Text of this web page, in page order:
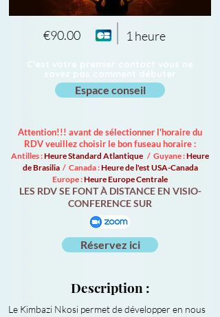
€90.00 1 heure
C'est votre premier contact vous ne
savez pas comment débuter
Espace conseil
Attention!!! avant de sélectionner l'horaire du
RDV veuillez choisir le bon fuseau horaire :
Antilles :Heure Standard Atlantique / Guyane :Heure
de Brasilia / Canada :Heure de l'est USA-Canada
Europe :Heure Europe Centrale
LES RDV SE FONT À DISTANCE EN VISIO-
CONFERENCE SUR
Réservez ici
Description :
Le Kimbazi Nkosi permet de développer en nous